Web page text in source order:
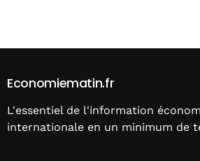
Economiematin.fr
L'essentiel de l'information
internationale en un minimum de